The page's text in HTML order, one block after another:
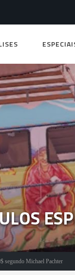
Michael Pachter